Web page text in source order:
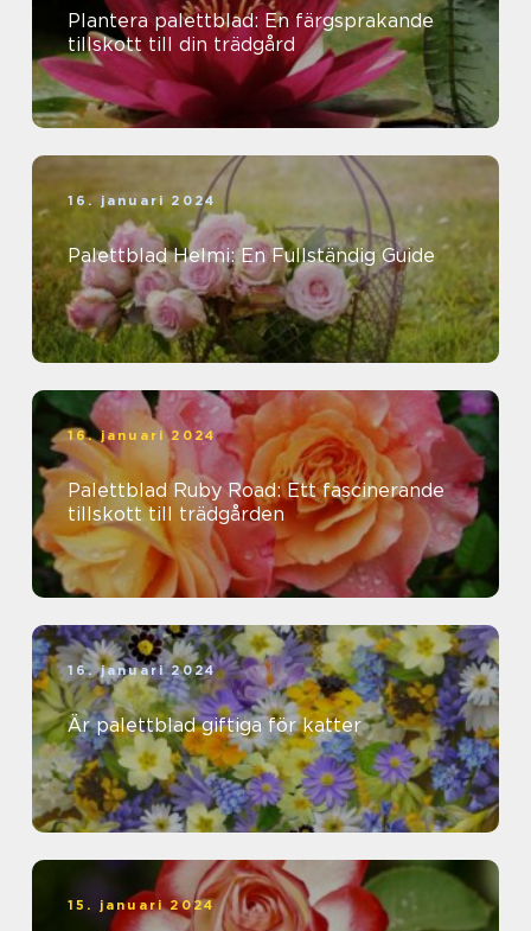
Plantera palettblad: En färgsprakande
tillskott till din trädgård
16. januari 2024
Palettblad Helmi: En Fullständig Guide
16. januari 2024
Palettblad Ruby Road: Ett fascinerande
tillskott till trädgården
16. januari 2024
Är palettblad giftiga för katter
15. januari 2024